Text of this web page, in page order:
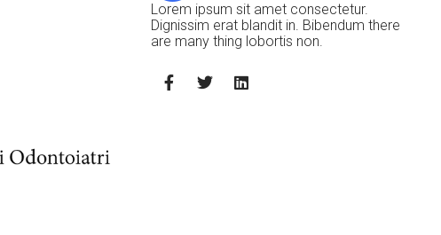
Lorem ipsum sit amet consectetur.
Dignissim erat blandit in. Bibendum there
are many thing lobortis non.